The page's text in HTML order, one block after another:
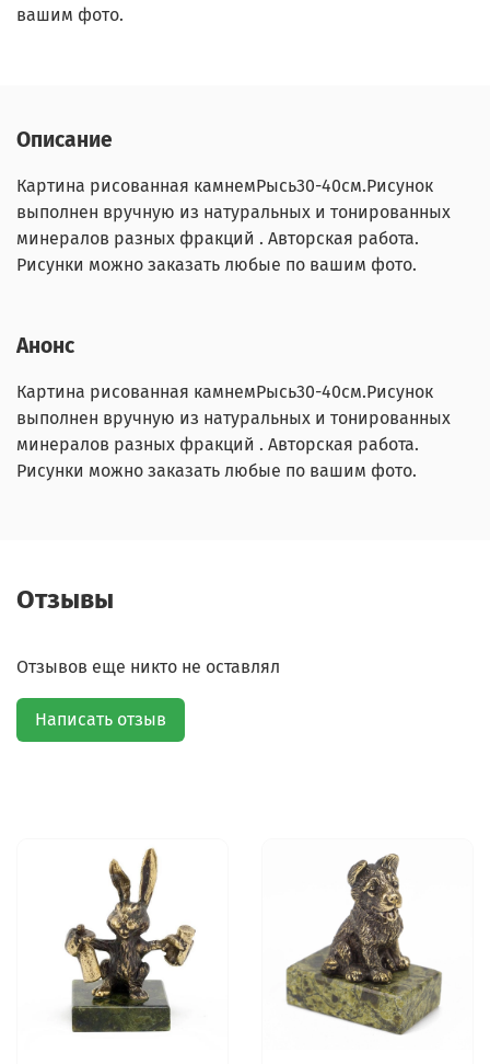
вашим фото.
Описание
Картина рисованная камнемРысь30-40см.Рисунок
выполнен вручную из натуральных и тонированных
минералов разных фракций . Авторская работа.
Рисунки можно заказать любые по вашим фото.
Анонс
Картина рисованная камнемРысь30-40см.Рисунок
выполнен вручную из натуральных и тонированных
минералов разных фракций . Авторская работа.
Рисунки можно заказать любые по вашим фото.
Отзывы
Отзывов еще никто не оставлял
Написать отзыв